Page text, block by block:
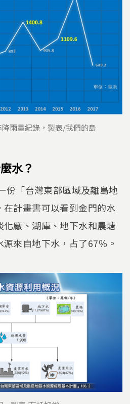
雨量紀錄，製表/我們的島
水？
份「台灣東部區域及離島地
計畫書可以看到金門的水
廠、湖庫、地下水和農塘
來自地下水，占了67％。